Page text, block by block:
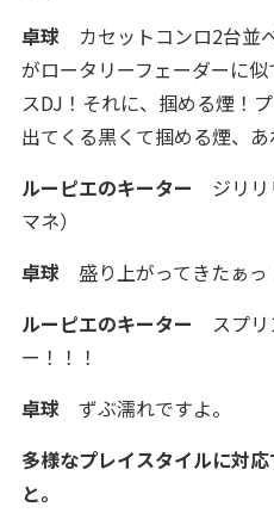
卓球 カセットコンロ2台並
がロータリーフェーダーに
スDJ！それに、掴める煙！
出てくる黒くて掴める煙、あ
ルーピエのキーター ジリリ
マネ）
卓球 盛り上がってきたぁっ
ルーピエのキーター スプリ
ー！！！
卓球 ずぶ濡れですよ。
多様なプレイスタイルに対
と。